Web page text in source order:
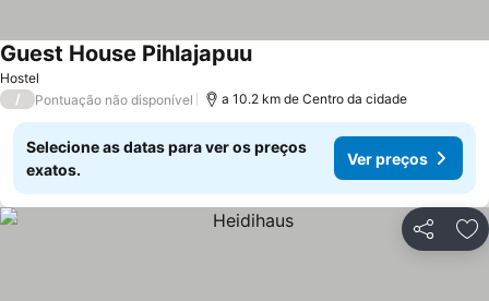
Hostel
Guest House Pihlajapuu
/ Pontuação não disponível a 10.2 km de Centro da cidade
Selecione as datas para ver os preços
exatos.
Ver preços
Partilhar